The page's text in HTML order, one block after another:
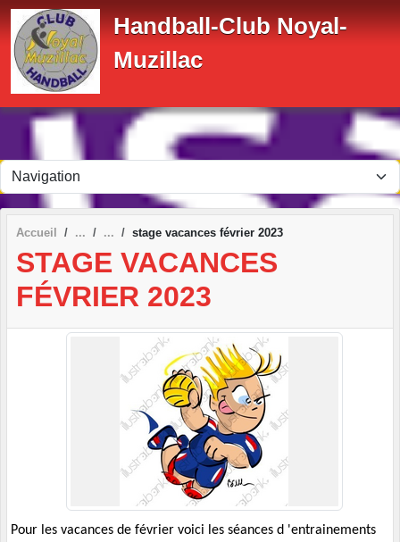
Handball-Club Noyal-
Muzillac
Accueil stage vacances février 2023
STAGE VACANCES
FÉVRIER 2023
Pour les vacances de février voici les séances d 'entrainements
Panneau de gestion des cookies